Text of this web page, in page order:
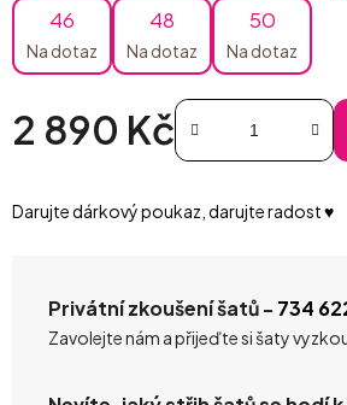
46
Na dotaz
48
Na dotaz
50
Na dotaz
2 890 Kč
Darujte dárkový poukaz, darujte radost ♥️
Privátní zkoušení šatů - 734
Zavolejte nám a přijeďte si šaty